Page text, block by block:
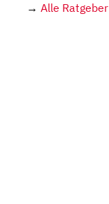
→ Alle Ratgeber